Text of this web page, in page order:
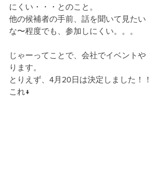
にくい・・・とのこと。
他の候補者の手前、話を聞いて見たい
な〜程度でも、参加しにくい。。。
じゃーってことで、会社でイベントや
ります。
とりえず、4月20日は決定しました！！
これ↓